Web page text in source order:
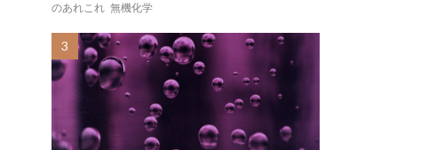
のあれこれ
無機化学